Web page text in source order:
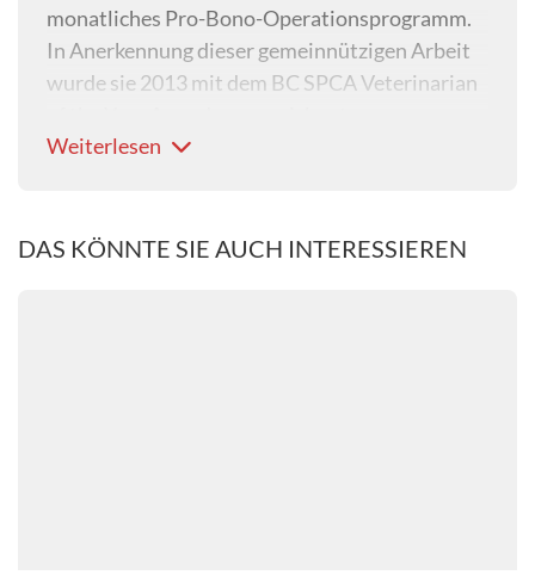
monatliches Pro-Bono-Operationsprogramm.
In Anerkennung dieser gemeinnützigen Arbeit
wurde sie 2013 mit dem BC SPCA Veterinarian
Während ihrer Arbeit bei der BC SPCA
und angstfreie Methoden in der Klinik ein und
Weiterlesen
DAS KÖNNTE SIE AUCH INTERESSIEREN